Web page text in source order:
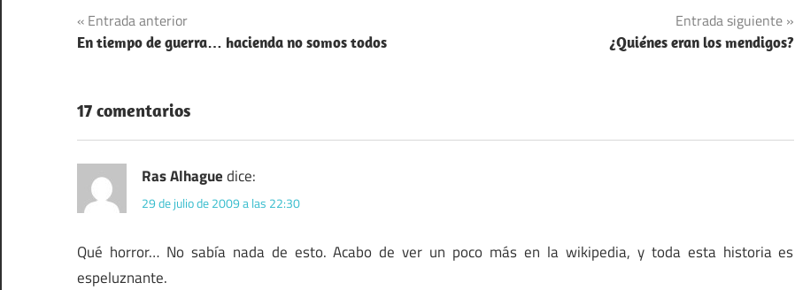
Navegación
de
Entrada anterior
En tiempo de guerra… hacienda no somos todos
Entrada siguiente
¿Quiénes eran los mendigos?
17 comentarios
Ras Alhaguedice:
29 de julio de 2009 a las 22:30
Qué horror… No sabía nada de esto. Acabo de ver un poco más en la wikipedia, y toda esta historia es
espeluznante.